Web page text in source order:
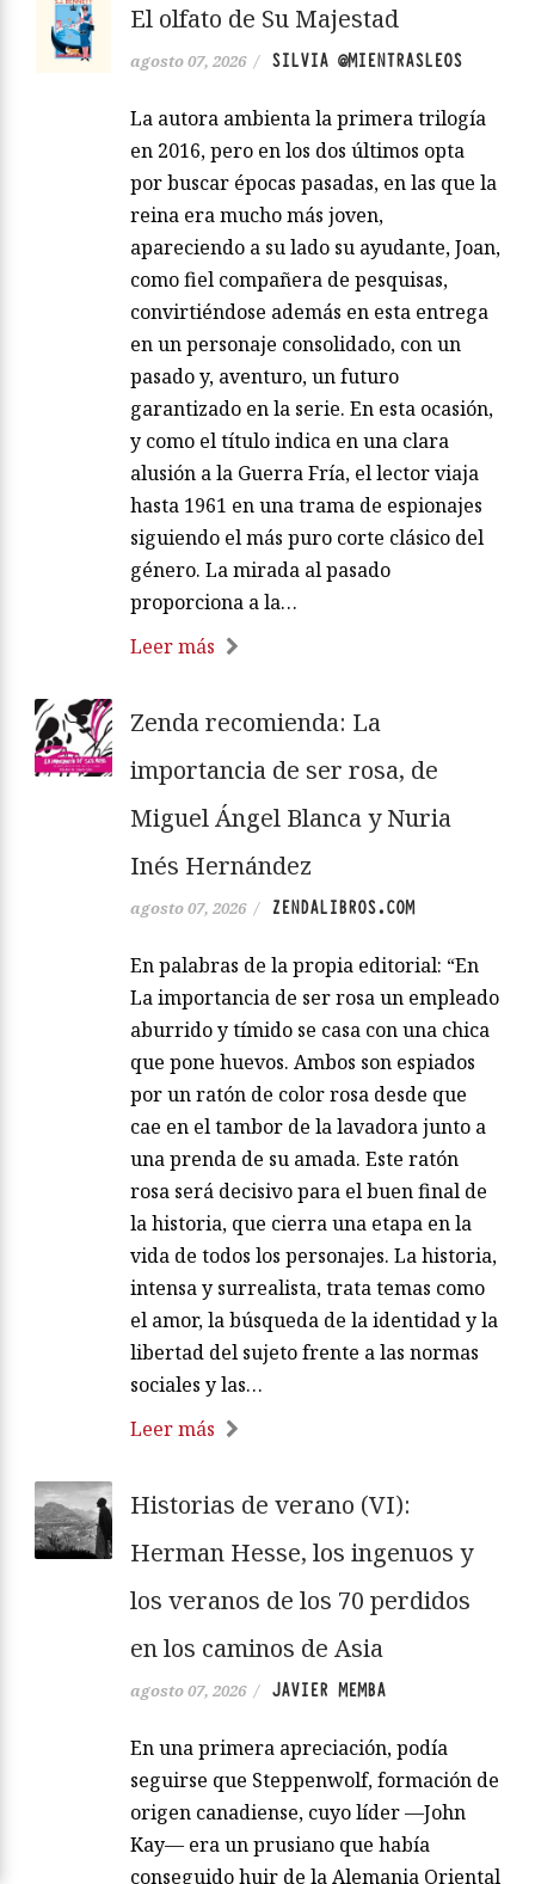
El olfato de Su Majestad
agosto 07, 2026 / SILVIA @MIENTRASLEOS
La autora ambienta la primera trilogía
en 2016, pero en los dos últimos opta
por buscar épocas pasadas, en las que la
reina era mucho más joven,
apareciendo a su lado su ayudante, Joan,
como fiel compañera de pesquisas,
convirtiéndose además en esta entrega
en un personaje consolidado, con un
pasado y, aventuro, un futuro
garantizado en la serie. En esta ocasión,
y como el título indica en una clara
alusión a la Guerra Fría, el lector viaja
hasta 1961 en una trama de espionajes
siguiendo el más puro corte clásico del
género. La mirada al pasado
proporciona a la…
Leer más
Zenda recomienda: La
importancia de ser rosa, de
Miguel Ángel Blanca y Nuria
Inés Hernández
agosto 07, 2026 / ZENDALIBROS.COM
En palabras de la propia editorial: “En
La importancia de ser rosa un empleado
aburrido y tímido se casa con una chica
que pone huevos. Ambos son espiados
por un ratón de color rosa desde que
cae en el tambor de la lavadora junto a
una prenda de su amada. Este ratón
rosa será decisivo para el buen final de
la historia, que cierra una etapa en la
vida de todos los personajes. La historia,
intensa y surrealista, trata temas como
el amor, la búsqueda de la identidad y la
libertad del sujeto frente a las normas
sociales y las…
Leer más
Historias de verano (VI):
Herman Hesse, los ingenuos y
los veranos de los 70 perdidos
en los caminos de Asia
agosto 07, 2026 / JAVIER MEMBA
En una primera apreciación, podía
seguirse que Steppenwolf, formación de
origen canadiense, cuyo líder —John
Kay— era un prusiano que había
conseguido huir de la Alemania Oriental